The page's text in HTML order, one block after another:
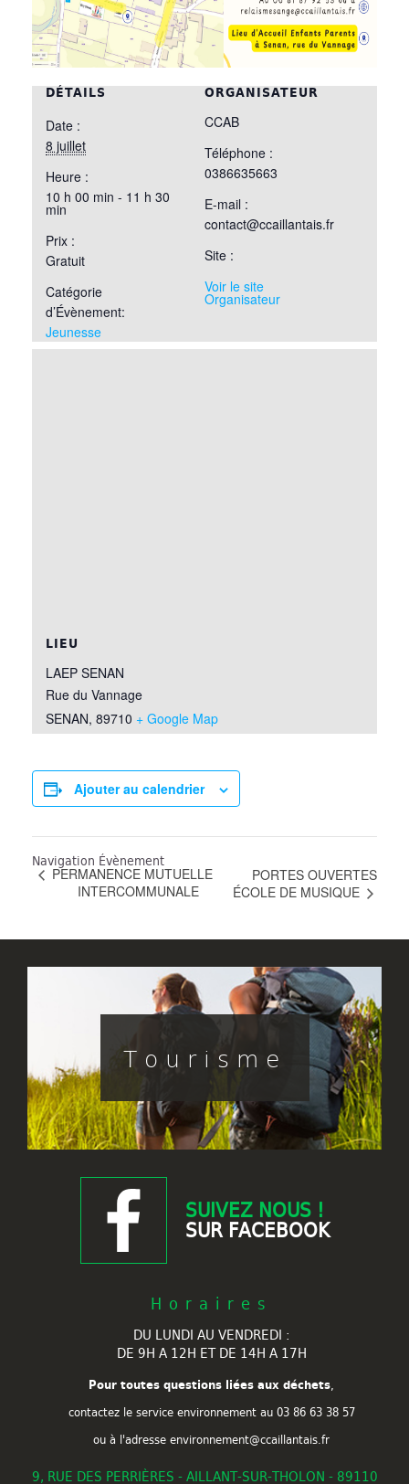
DÉTAILS
Date :
8 juillet
Heure :
10 h 00 min - 11 h 30
min
Prix :
Gratuit
Catégorie
d’Évènement:
Jeunesse
ORGANISATEUR
CCAB
Téléphone :
0386635663
E-mail :
contact@ccaillantais.fr
Site :
Voir le site
Organisateur
LIEU
LAEP SENAN
Rue du Vannage
SENAN, 89710 + Google Map
Ajouter au calendrier
Navigation Évènement
PERMANENCE MUTUELLE
INTERCOMMUNALE
PORTES OUVERTES
ÉCOLE DE MUSIQUE
Tourisme
SUIVEZ NOUS !
SUR FACEBOOK
Horaires
DU LUNDI AU VENDREDI :
DE 9H A 12H ET DE 14H A 17H
Pour toutes questions liées aux déchets,
contactez le service environnement au 03 86 63 38 57
ou à l'adresse environnement@ccaillantais.fr
9, RUE DES PERRIÈRES - AILLANT-SUR-THOLON - 89110